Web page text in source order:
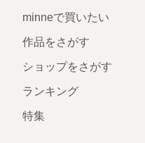
minneで買いたい
作品をさがす
ショップをさがす
ランキング
特集